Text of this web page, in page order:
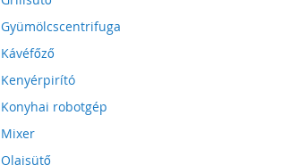
Gyümölcscentrifuga
Kávéfőző
Kenyérpirító
Konyhai robotgép
Mixer
Olajsütő